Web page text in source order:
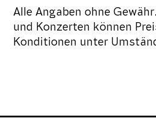
Alle Angaben ohne
und Konzerten können
Konditionen unter